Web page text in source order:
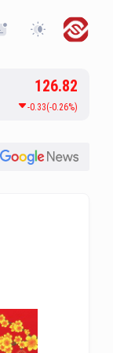
126.82
-0.33(-0.26%)